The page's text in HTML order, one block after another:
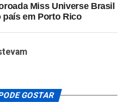
Miss Universe Brasil
país em Porto Rico
GOSTAR